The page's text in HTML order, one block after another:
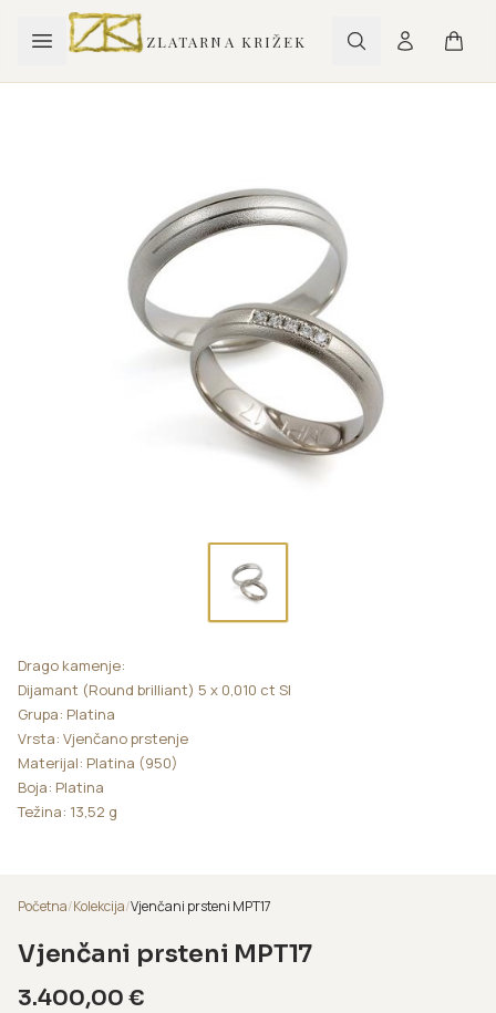
ZLATARNA KRIŽEK
Drago kamenje:
Dijamant (Round brilliant) 5 x 0,010 ct SI
Grupa: Platina
Vrsta: Vjenčano prstenje
Materijal: Platina (950)
Boja: Platina
Težina: 13,52 g
Početna/Kolekcija/Vjenčani prsteni MPT17
Vjenčani prsteni MPT17
3.400,00 €